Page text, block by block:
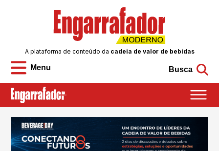
Menu
A plataforma de conteúdo da cadeia de valor de bebidas
Busca